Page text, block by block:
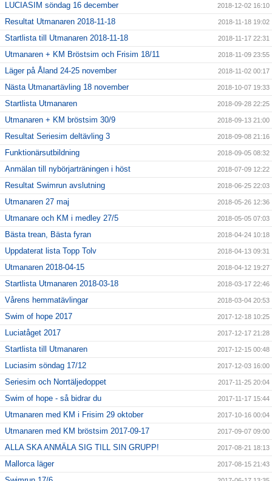
LUCIASIM söndag 16 december 2018-12-02 16:10
Resultat Utmanaren 2018-11-18 2018-11-18 19:02
Startlista till Utmanaren 2018-11-18 2018-11-17 22:31
Utmanaren + KM Bröstsim och Frisim 18/11 2018-11-09 23:55
Läger på Åland 24-25 november 2018-11-02 00:17
Nästa Utmanartävling 18 november 2018-10-07 19:33
Startlista Utmanaren 2018-09-28 22:25
Utmanaren + KM bröstsim 30/9 2018-09-13 21:00
Resultat Seriesim deltävling 3 2018-09-08 21:16
Funktionärsutbildning 2018-09-05 08:32
Anmälan till nybörjarträningen i höst 2018-07-09 12:22
Resultat Swimrun avslutning 2018-06-25 22:03
Utmanaren 27 maj 2018-05-26 12:36
Utmanare och KM i medley 27/5 2018-05-05 07:03
Bästa trean, Bästa fyran 2018-04-24 10:18
Uppdaterat lista Topp Tolv 2018-04-13 09:31
Utmanaren 2018-04-15 2018-04-12 19:27
Startlista Utmanaren 2018-03-18 2018-03-17 22:46
Vårens hemmatävlingar 2018-03-04 20:53
Swim of hope 2017 2017-12-18 10:25
Luciatåget 2017 2017-12-17 21:28
Startlista till Utmanaren 2017-12-15 00:48
Luciasim söndag 17/12 2017-12-03 16:00
Seriesim och Norrtäljedoppet 2017-11-25 20:04
Swim of hope - så bidrar du 2017-11-17 15:44
Utmanaren med KM i Frisim 29 oktober 2017-10-16 00:04
Utmanaren med KM bröstsim 2017-09-17 2017-09-07 09:00
ALLA SKA ANMÄLA SIG TILL SIN GRUPP! 2017-08-21 18:13
Mallorca läger 2017-08-15 21:43